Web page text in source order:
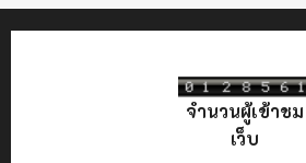
จำนวนผู้เข้าชม
เว็บ